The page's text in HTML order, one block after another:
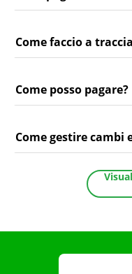
Come faccio a
Come posso pagare?
Come gestire cambi